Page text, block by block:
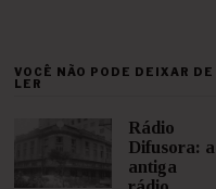
VOCÊ NÃO PODE DEIXAR DE
LER
Rádio
Difusora: a
antiga